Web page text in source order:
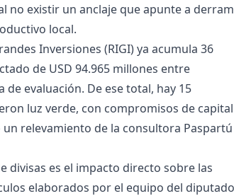
no existir un anclaje que apunte a
local.
Inversiones (RIGI) ya acumula 36
de USD 94.965 millones entre
evaluación. De ese total, hay 15
luz verde, con compromisos de capital
un relevamiento de la consultora Paspartú
divisas es el impacto directo sobre las
elaborados por el equipo del diputado